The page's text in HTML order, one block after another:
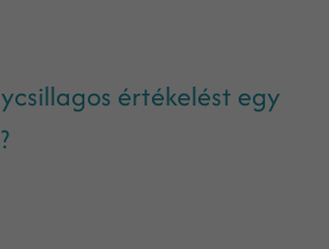
értékelést egy